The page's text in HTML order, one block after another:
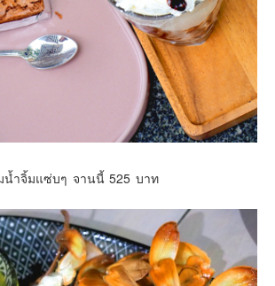
น้ำจิ้มแซ่บๆ จานนี้ 525 บาท